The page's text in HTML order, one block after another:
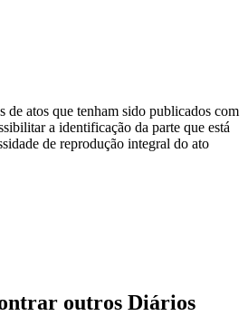
de atos que tenham sido publicados com
a identificação da parte que está
de reprodução integral do ato
outros Diários